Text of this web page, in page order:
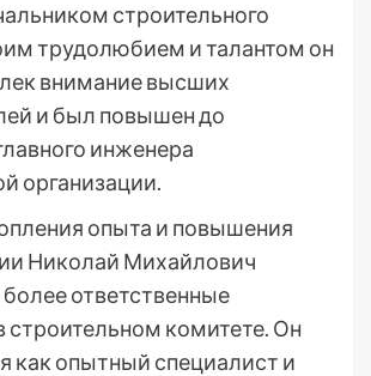
строительного
трудолюбием и талантом он
внимание высших
и был повышен до
инженера
организации.
опыта и повышения
Николай Михайлович
ответственные
строительном комитете. Он
как опытный специалист и